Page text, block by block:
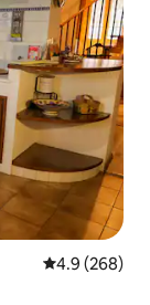
5 ರಲ್ಲಿ 4.9
4.9 (268)